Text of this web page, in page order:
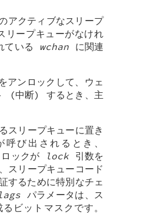
アクティブなスリープ
リープキューがなけれ
ている wchan に関連
ンロックして、ウェ
(中断) するとき、主
スリープキューに置き
び出されるとき、
ックが lock引数を
スリープキューコード
するために特別なチェ
パラメータは、ス
ビットマスクです。